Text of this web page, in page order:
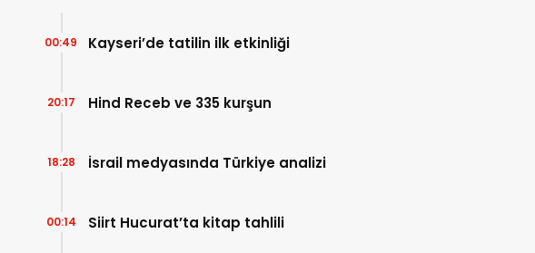
Kayseri’de tatilin ilk etkinliği
00:49
Hind Receb ve 335 kurşun
20:17
İsrail medyasında Türkiye analizi
18:28
Siirt Hucurat’ta kitap tahlili
00:14